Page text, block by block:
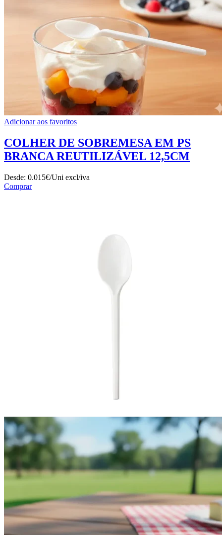
Adicionar aos favoritos
COLHER DE SOBREMESA EM PS
BRANCA REUTILIZÁVEL 12,5CM
Desde: 0.015€/Uni excl/iva
Comprar